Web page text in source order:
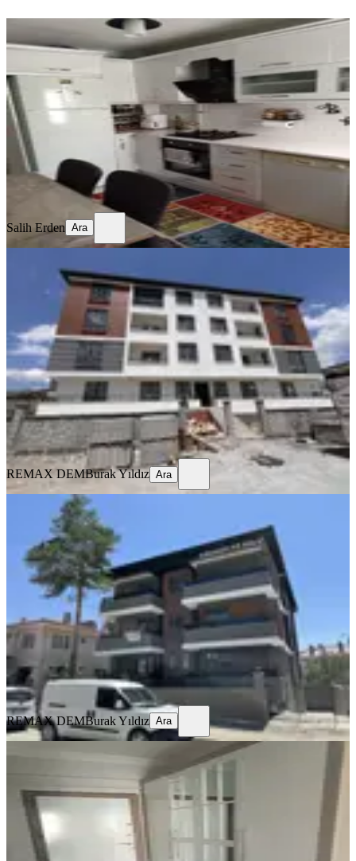
YENİ
Temiz Bakımlı Daire
Merkez, Mimar Sinan Mahallesi
·130 m² Kot 1·06.08.2026
17.750 ₺
Salih Erden
Salih Erden Ara
Remax Dem'den Cumhuriyet Mah.
2+1 Kiralık Daire
Merkez, Başbağlar Mahallesi
2+1·90 m²·1. Kat 04.08.2026
19.500 ₺
REMAX DEMBurak Yıldız
REMAX DEMBurak Yıldız Ara
SIFIR BİNA
Remax Dem'den Halitpaşa Mah. 1+1
Kiralık Daire
Merkez, Halitpaşa Mahallesi
1+1·65 m² 2. Kat·04.08.2026
16.500 ₺
REMAX DEM Burak Yıldız
Ara
REMAX DEMBurak Yıldız Ara
4,5+1 Temiz Lüks Daire
Merkez, Demirkent Mahallesi
4.5+1·
32.000 ₺